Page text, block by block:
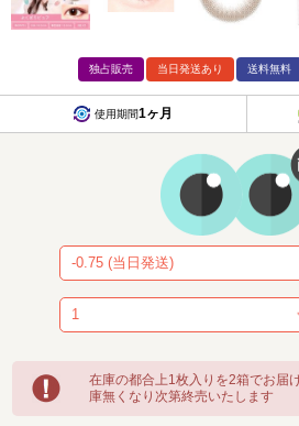
独占販売 当日発送あり 送料無料
使用期間1ヶ月
在庫の都合上1枚入りを2箱でお届
庫無くなり次第終売いたします